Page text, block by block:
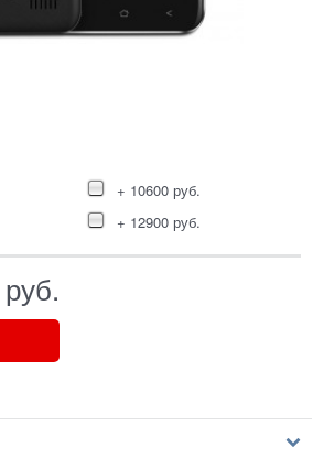
+ 10600 руб.
+ 12900 руб.
руб.